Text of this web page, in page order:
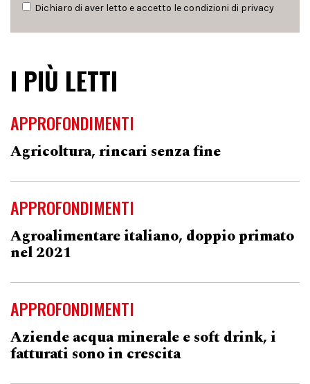
Dichiaro di aver letto e accetto le condizioni di privacy
I PIÙ LETTI
APPROFONDIMENTI
Agricoltura, rincari senza fine
APPROFONDIMENTI
Agroalimentare italiano, doppio primato
nel 2021
APPROFONDIMENTI
Aziende acqua minerale e soft drink, i
fatturati sono in crescita